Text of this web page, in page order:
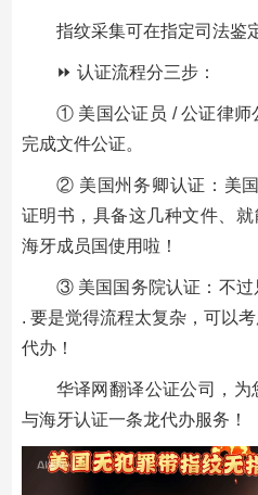
指纹采集可在指定司法鉴
⏩️ 认证流程分三步：
① 美国公证员 / 公证律师
完成文件公证。
② 美国州务卿认证：美
证明书，具备这几种文件、
海牙成员国使用啦！
③ 美国国务院认证：不过
. 要是觉得流程太复杂，可以
代办！
华译网翻译公证公司，
与海牙认证一条龙代办服务！